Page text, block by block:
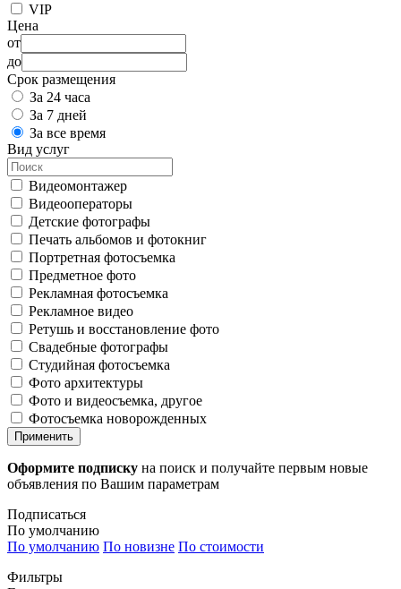
VIP
Цена
от
до
Срок размещения
За 24 часа
За 7 дней
За все время
Вид услуг
Видеомонтажер
Видеооператоры
Детские фотографы
Печать альбомов и фотокниг
Портретная фотосъемка
Предметное фото
Рекламная фотосъемка
Рекламное видео
Ретушь и восстановление фото
Свадебные фотографы
Студийная фотосъемка
Фото архитектуры
Фото и видеосъемка, другое
Фотосъемка новорожденных
Применить
Оформите подписку на поиск и получайте первым новые
объявления по Вашим параметрам
Подписаться
По умолчанию
По умолчанию По новизне По стоимости
Фильтры